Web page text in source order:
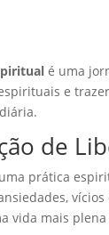
é uma
e
de
prática
vida mais